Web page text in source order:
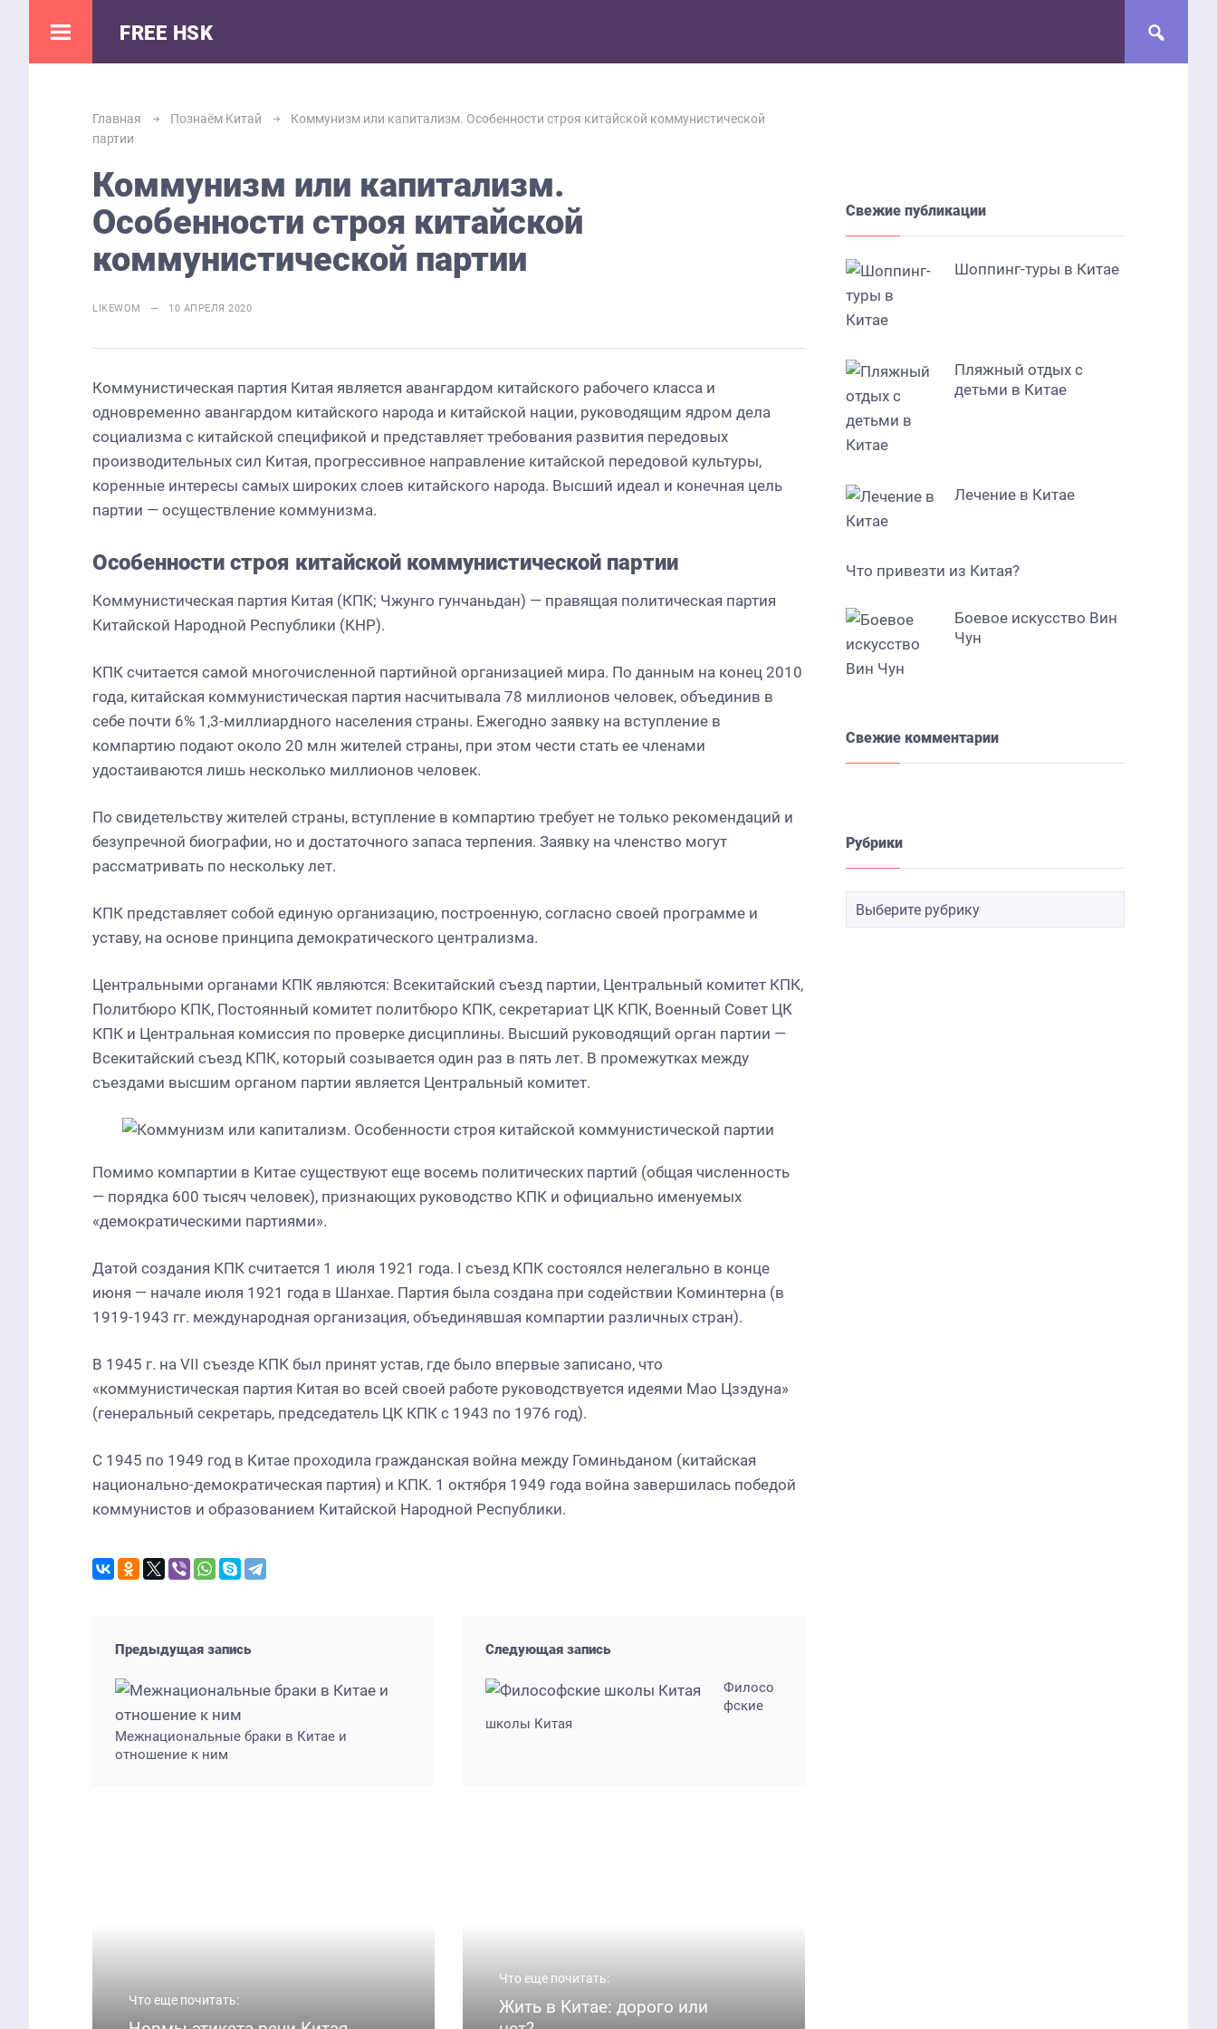
FREE HSK
Главная Познаём Kитай
Коммунизм или капитализм. Особенности строя китайской коммунистической
партии
Коммунизм или капитализм.
Особенности строя китайской
коммунистической партии
LIKEWOM — 10 АПРЕЛЯ 2020
Коммунистическая партия Китая является авангардом китайского рабочего класса и
одновременно авангардом китайского народа и китайской нации, руководящим ядром дела
социализма с китайской спецификой и представляет требования развития передовых
производительных сил Китая, прогрессивное направление китайской передовой культуры,
коренные интересы самых широких слоев китайского народа. Высший идеал и конечная цель
партии — осуществление коммунизма.
Особенности строя китайской коммунистической партии
Коммунистическая партия Китая (КПК; Чжунго гунчаньдан) — правящая политическая партия
Китайской Народной Республики (КНР).
КПК считается самой многочисленной партийной организацией мира. По данным на конец 2010
года, китайская коммунистическая партия насчитывала 78 миллионов человек, объединив в
себе почти 6% 1,3-миллиардного населения страны. Ежегодно заявку на вступление в
компартию подают около 20 млн жителей страны, при этом чести стать ее членами
удостаиваются лишь несколько миллионов человек.
По свидетельству жителей страны, вступление в компартию требует не только рекомендаций и
безупречной биографии, но и достаточного запаса терпения. Заявку на членство могут
рассматривать по нескольку лет.
КПК представляет собой единую организацию, построенную, согласно своей программе и
уставу, на основе принципа демократического централизма.
Центральными органами КПК являются: Всекитайский съезд партии, Центральный комитет КПК,
Политбюро КПК, Постоянный комитет политбюро КПК, секретариат ЦК КПК, Военный Совет ЦК
КПК и Центральная комиссия по проверке дисциплины. Высший руководящий орган партии —
Всекитайский съезд КПК, который созывается один раз в пять лет. В промежутках между
съездами высшим органом партии является Центральный комитет.
Помимо компартии в Китае существуют еще восемь политических партий (общая численность
— порядка 600 тысяч человек), признающих руководство КПК и официально именуемых
«демократическими партиями».
Датой создания КПК считается 1 июля 1921 года. I съезд КПК состоялся нелегально в конце
июня — начале июля 1921 года в Шанхае. Партия была создана при содействии Коминтерна (в
1919-1943 гг. международная организация, объединявшая компартии различных стран).
В 1945 г. на VII съезде КПК был принят устав, где было впервые записано, что
«коммунистическая партия Китая во всей своей работе руководствуется идеями Мао Цзэдуна»
(генеральный секретарь, председатель ЦК КПК с 1943 по 1976 год).
С 1945 по 1949 год в Китае проходила гражданская война между Гоминьданом (китайская
национально-демократическая партия) и КПК. 1 октября 1949 года война завершилась победой
коммунистов и образованием Китайской Народной Республики.
Предыдущая запись
Межнациональные браки в Китае и
отношение к ним
Следующая запись
Филосо
фские
школы Китая
Что еще почитать:
Что еще почитать:
Жить в Китае: дорого или
Свежие публикации
Шоппинг-туры в Китае
Пляжный отдых с
детьми в Китае
Лечение в Китае
Что привезти из Китая?
Боевое искусство Вин
Чун
Свежие комментарии
Рубрики